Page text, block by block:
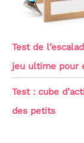
Test de
jeu ultime pour
Test : cube
des petits